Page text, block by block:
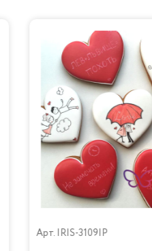
Арт. IRIS-3109IP